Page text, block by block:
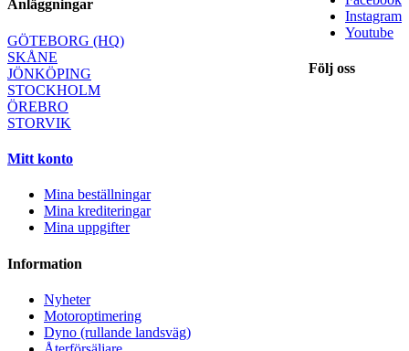
Instagram
Youtube
Följ oss
Anläggningar
GÖTEBORG (HQ)
SKÅNE
JÖNKÖPING
STOCKHOLM
ÖREBRO
STORVIK
Mitt konto
Mina beställningar
Mina krediteringar
Mina uppgifter
Information
Nyheter
Motoroptimering
Dyno (rullande landsväg)